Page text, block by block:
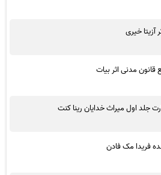
آزیتا خیری
مدنی اثر بیات
جلد اول میراث خدایان رینا کنت
فریدا مک فادن